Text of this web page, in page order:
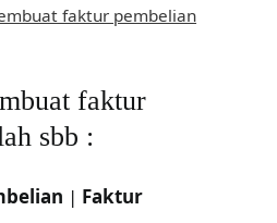
faktur pembelian
faktur
sbb :
| Faktur